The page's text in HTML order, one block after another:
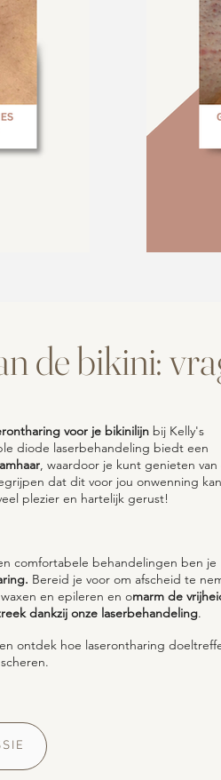
de bikini:
voor je bikinilijn bij Kelly's
diode laserbehandeling biedt een
, waardoor je kunt genieten van
dat dit voor jou onwenning kan
plezier en hartelijk gerust!
comfortabele behandelingen ben je
Bereid je voor om afscheid te
en epileren en omarm de
dankzij onze laserbehandeling.
ontdek hoe laserontharing